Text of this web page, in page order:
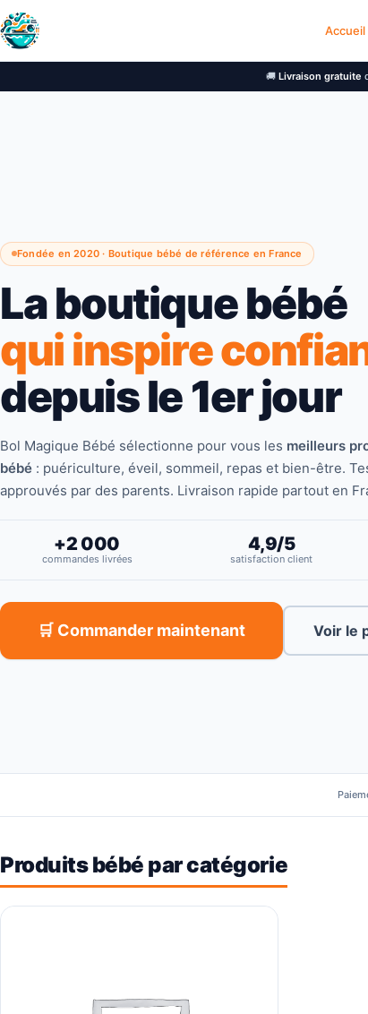
Accueil
🚚 Livraison gratuite
Fondée en 2020 · Boutique bébé de référence en France
La boutique bébé
qui inspire
depuis le 1er jour
Bol Magique Bébé sélectionne pour vous les meilleurs
bébé : puériculture, éveil, sommeil, repas et bien-être.
approuvés par des parents. Livraison rapide partout en
+2 000
commandes livrées
4,9/5
satisfaction client
🛒 Commander maintenant Voir le
Produits bébé par catégorie